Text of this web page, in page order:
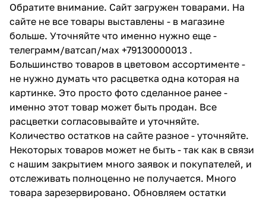
Обратите внимание. Сайт загружен товарами. На
сайте не все товары выставлены - в магазине
больше. Уточняйте что именно нужно еще -
телеграмм/ватсап/мах +79130000013 .
Большинство товаров в цветовом ассортименте -
не нужно думать что расцветка одна которая на
картинке. Это просто фото сделанное ранее -
именно этот товар может быть продан. Все
расцветки согласовывайте и уточняйте.
Количество остатков на сайте разное - уточняйте.
Некоторых товаров может не быть - так как в связи
с нашим закрытием много заявок и покупателей, и
отслеживать полноценно не получается. Много
товара зарезервировано. Обновляем остатки